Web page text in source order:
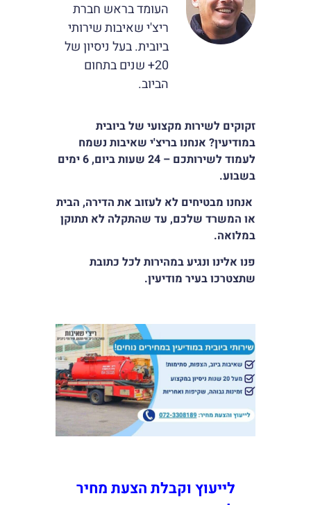
סמן קישורים
לאפס
את
כל
האפשרויות
cached
העומד בראש חברת
ריצ'י שאיבות שירותי
ביובית. בעל ניסיון של
20+ שנים בתחום
הביוב.
זקוקים לשירות מקצועי של ביובית
במודיעין? אנחנו בריצ'י שאיבות נשמח
לעמוד לשירותכם – 24 שעות ביום, 6 ימים
בשבוע.
אנחנו מבטיחים לא לעזוב את הדירה, הבית
או המשרד שלכם, עד שהתקלה לא תתוקן
במלואה.
פנו אלינו ונגיע במהירות לכל כתובת
שתצטרכו בעיר מודיעין.
לייעוץ וקבלת הצעת מחיר